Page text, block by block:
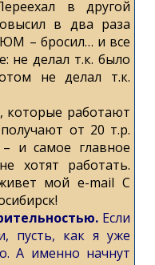
в другой
в два раза
– бросил… и все
не делал т.к. было
не делал т.к.
которые работают
от 20 т.р.
и самое главное
хотят работать.
мой e-mail С
Если
пусть, как я уже
А именно начнут